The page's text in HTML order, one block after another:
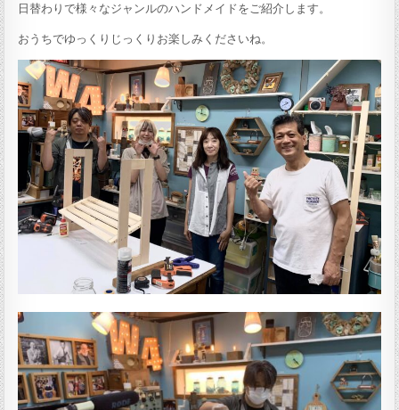
日替わりで様々なジャンルのハンドメイドをご紹介します。
おうちでゆっくりじっくりお楽しみくださいね。